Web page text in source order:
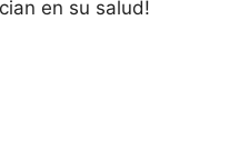
en su salud!